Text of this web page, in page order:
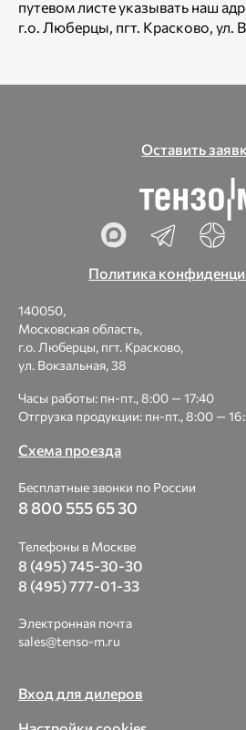
путевом листе указывать наш
г.о. Люберцы, пгт. Красково, ул.
Оставить
Политика
140050,
Московская область,
г.о. Люберцы, пгт. Красково,
ул. Вокзальная, 38
Часы работы: пн-пт., 8:00 — 17:40
Отгрузка продукции: пн-пт., 8:00 —
Схема проезда
Бесплатные звонки по России
8 800 555 65 30
Телефоны в Москве
8 (495) 745-30-30
8 (495) 777-01-33
Электронная почта
sales@tenso-m.ru
Вход для дилеров